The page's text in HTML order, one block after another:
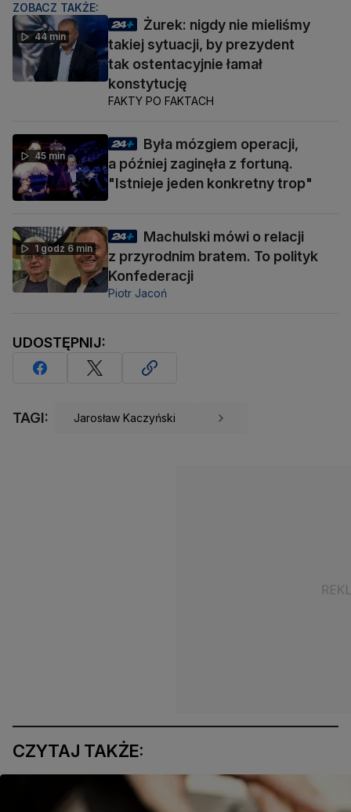
ZOBACZ TAKŻE:
44 min
Żurek: nigdy nie mieliśmy
takiej sytuacji, by prezydent
tak ostentacyjnie łamał
konstytucję
FAKTY PO FAKTACH
45 min
Była mózgiem operacji,
a później zaginęła z fortuną.
"Istnieje jeden konkretny trop"
1 godz 6 min
Machulski mówi o relacji
z przyrodnim bratem. To polityk
Konfederacji
Piotr Jacoń
UDOSTĘPNIJ:
TAGI: Jarosław Kaczyński
CZYTAJ TAKŻE: